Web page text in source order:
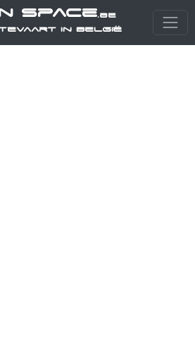
Space.be
in België